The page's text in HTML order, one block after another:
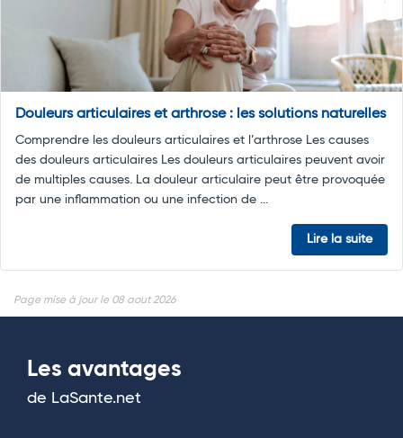
Douleurs articulaires et arthrose : les solutions naturelles
Comprendre les douleurs articulaires et l’arthrose Les causes
des douleurs articulaires Les douleurs articulaires peuvent avoir
de multiples causes. La douleur articulaire peut être provoquée
par une inflammation ou une infection de ...
Lire la suite
Page mise à jour le 08 aout 2026
Les avantages
de LaSante.net